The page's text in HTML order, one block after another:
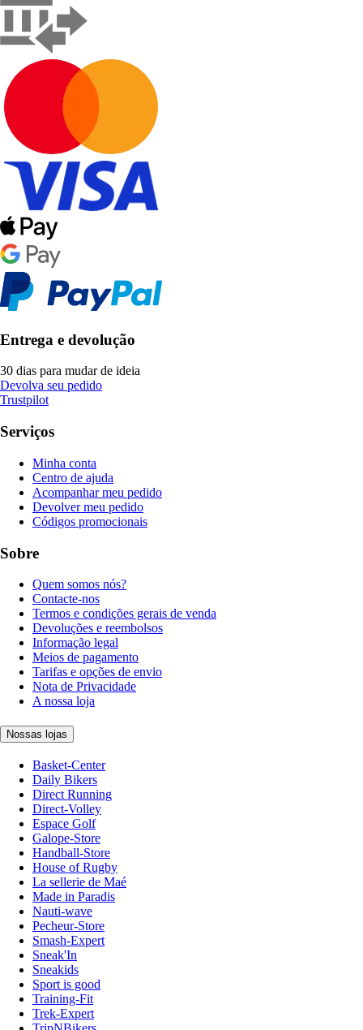
Entrega e devolução
30 dias para mudar de ideia
Devolva seu pedido
Trustpilot
Serviços
Minha conta
Centro de ajuda
Acompanhar meu pedido
Devolver meu pedido
Códigos promocionais
Sobre
Quem somos nós?
Contacte-nos
Termos e condições gerais de venda
Devoluções e reembolsos
Informação legal
Meios de pagamento
Tarifas e opções de envio
Nota de Privacidade
A nossa loja
Nossas lojas
Basket-Center
Daily Bikers
Direct Running
Direct-Volley
Espace Golf
Galope-Store
Handball-Store
House of Rugby
La sellerie de Maé
Made in Paradis
Nauti-wave
Pecheur-Store
Smash-Expert
Sneak'In
Sneakids
Sport is good
Training-Fit
Trek-Expert